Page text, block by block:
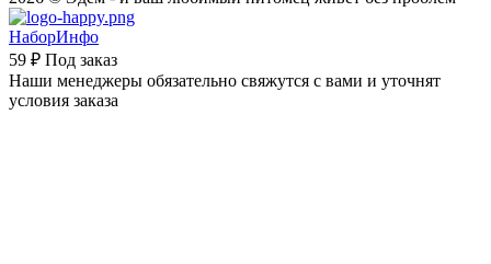
НаборИнфо
59 ₽ Под заказ
Наши менеджеры обязательно свяжутся с вами и уточнят
условия заказа